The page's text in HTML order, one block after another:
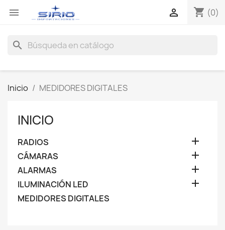
 shopping_cart (0)

search
Inicio MEDIDORES DIGITALES
INICIO
RADIOS 
CÁMARAS 
ALARMAS 
ILUMINACIÓN LED 
MEDIDORES DIGITALES